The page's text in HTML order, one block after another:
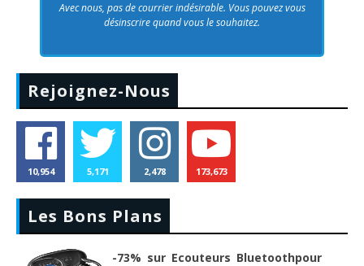
Avec nous, pas de courrier indésirable. Vous pouvez vous
désinscrire quand vous le souhaitez.
Rejoignez-Nous
10,954 5,171 2,478 173,673
Les Bons Plans
-73% sur Ecouteurs Bluetoothpour